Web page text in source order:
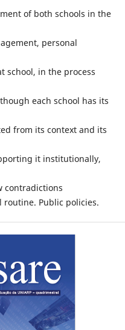
of both schools in the
personal
school, in the process
each school has its
from its context and its
it institutionally,
contradictions
routine. Public policies.